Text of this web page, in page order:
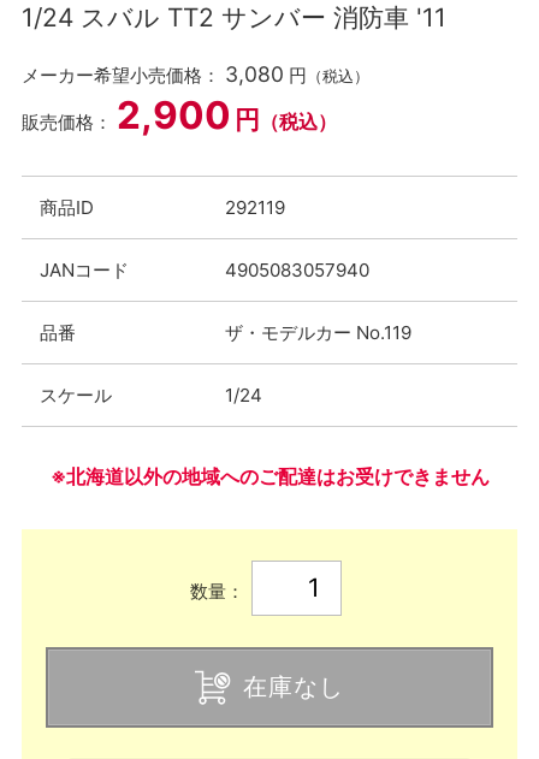
1/24 スバル TT2 サンバー 消防車 '11
メーカー希望小売価格： 3,080 円 （税込）
販売価格： 2,900 円 （税込）
商品ID 292119
JANコード 4905083057940
品番 ザ・モデルカー No.119
スケール 1/24
※北海道以外の地域へのご配達はお受けできません
数量：
在庫なし